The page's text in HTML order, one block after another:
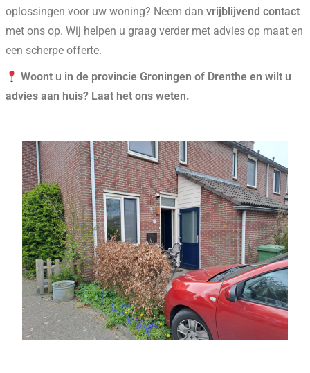
oplossingen voor uw woning? Neem dan vrijblijvend contact
met ons op. Wij helpen u graag verder met advies op maat en
een scherpe offerte.
Woont u in de provincie Groningen of Drenthe en wilt u
advies aan huis? Laat het ons weten.